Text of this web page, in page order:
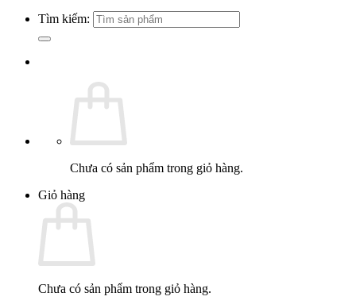
Tìm kiếm:
Chưa có sản phẩm trong giỏ hàng.
Giỏ hàng
Chưa có sản phẩm trong giỏ hàng.